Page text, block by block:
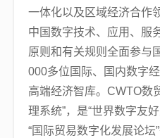
一体化以及区域经济合作
中国数字技术、应用、服
原则和有关规则全面参与
000多位国际、国内数字
高端经济智库。CWTO数
理系统”，是“世界数字友好
“国际贸易数字化发展论